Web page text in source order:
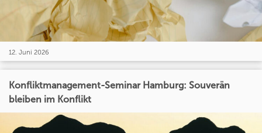
12. Juni 2026
Konfliktmanagement-Seminar Hamburg: Souverän
bleiben im Konflikt